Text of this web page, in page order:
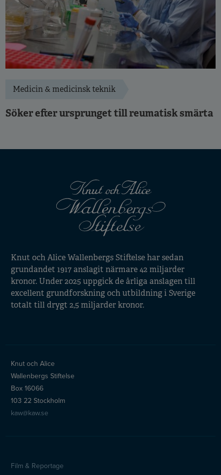
Medicin & medicinsk teknik
Söker efter ursprunget till reumatisk smärta
Knut och Alice Wallenbergs Stiftelse har sedan
grundandet 1917 anslagit närmare 42 miljarder
kronor. Under 2025 uppgick de årliga anslagen till
excellent grundforskning och utbildning i Sverige
totalt till drygt 2,5 miljarder kronor.
Knut och Alice
Wallenbergs Stiftelse
Box 16066
103 22 Stockholm
kaw@kaw.se
Film & Reportage